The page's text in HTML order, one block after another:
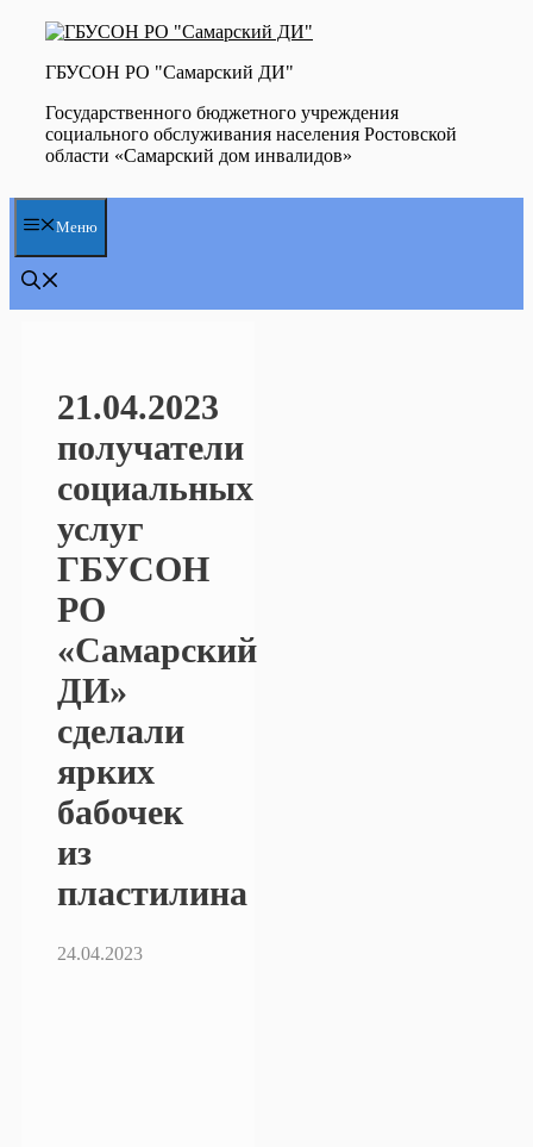
Перейти
содержимому
ГБУСОН РО "Самарский ДИ"
Государственного бюджетного учреждения
социального обслуживания населения Ростовской
области «Самарский дом инвалидов»
Меню
21.04.2023
получатели
социальных
услуг
ГБУСОН
РО
«Самарский
ДИ»
сделали
ярких
бабочек
из
пластилина
24.04.2023